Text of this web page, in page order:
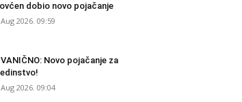
dobio novo pojačanje
2026. 09:59
Novo pojačanje za
2026. 09:04